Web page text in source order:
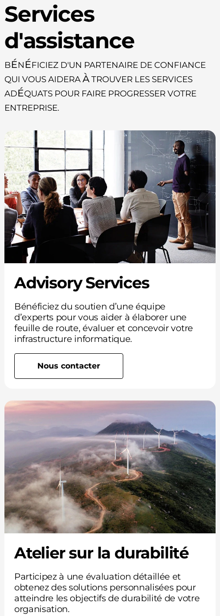
Services
d'assistance
Bénéficiez d'un partenaire de confiance
qui vous aidera à trouver les services
adéquats pour faire progresser votre
entreprise.
Advisory Services
Bénéficiez du soutien d’une équipe
d’experts pour vous aider à élaborer une
feuille de route, évaluer et concevoir votre
infrastructure informatique.
Nous contacter
Atelier sur la durabilité
Participez à une évaluation détaillée et
obtenez des solutions personnalisées pour
atteindre les objectifs de durabilité de votre
organisation.